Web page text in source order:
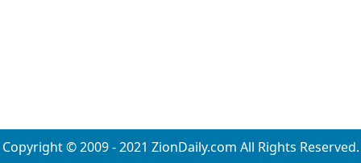
Copyright © 2009 - 2021 ZionDaily.com All Rights Reserved.